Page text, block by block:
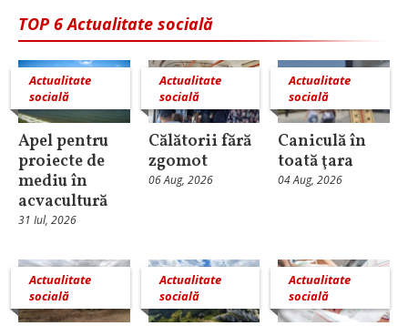
TOP 6 Actualitate socială
Actualitate
socială
Apel pentru
proiecte de
mediu în
acvacultură
31 Iul, 2026
Actualitate
socială
Călătorii fără
zgomot
06 Aug, 2026
Actualitate
socială
Caniculă în
toată ţara
04 Aug, 2026
Actualitate
socială
Actualitate
socială
Actualitate
socială